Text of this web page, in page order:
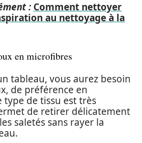
: Comment nettoyer
au nettoyage à la
en microfibres
tableau, vous aurez besoin
de préférence en
type de tissu est très
de retirer délicatement
saletés sans rayer la